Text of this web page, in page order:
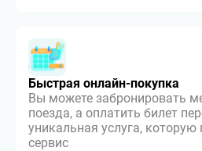
Быстрая онлайн-покупка
Вы можете забронировать
поезда, а оплатить билет
уникальная услуга,
сервис